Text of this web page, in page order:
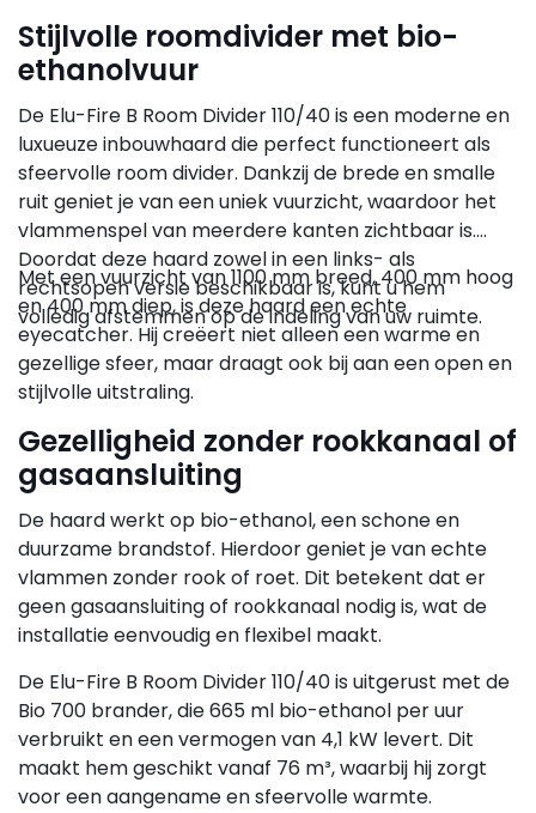
Stijlvolle roomdivider met bio-
ethanolvuur
De Elu-Fire B Room Divider 110/40 is een moderne en
luxueuze inbouwhaard die perfect functioneert als
sfeervolle room divider. Dankzij de brede en smalle
ruit geniet je van een uniek vuurzicht, waardoor het
vlammenspel van meerdere kanten zichtbaar is.
Doordat deze haard zowel in een links- als
rechtsopen versie beschikbaar is, kunt u hem
volledig afstemmen op de indeling van uw ruimte.
Met een vuurzicht van 1100 mm breed, 400 mm hoog
en 400 mm diep, is deze haard een echte
eyecatcher. Hij creëert niet alleen een warme en
gezellige sfeer, maar draagt ook bij aan een open en
stijlvolle uitstraling.
Gezelligheid zonder rookkanaal of
gasaansluiting
De haard werkt op bio-ethanol, een schone en
duurzame brandstof. Hierdoor geniet je van echte
vlammen zonder rook of roet. Dit betekent dat er
geen gasaansluiting of rookkanaal nodig is, wat de
installatie eenvoudig en flexibel maakt.
De Elu-Fire B Room Divider 110/40 is uitgerust met de
Bio 700 brander, die 665 ml bio-ethanol per uur
verbruikt en een vermogen van 4,1 kW levert. Dit
maakt hem geschikt vanaf 76 m³, waarbij hij zorgt
voor een aangename en sfeervolle warmte.